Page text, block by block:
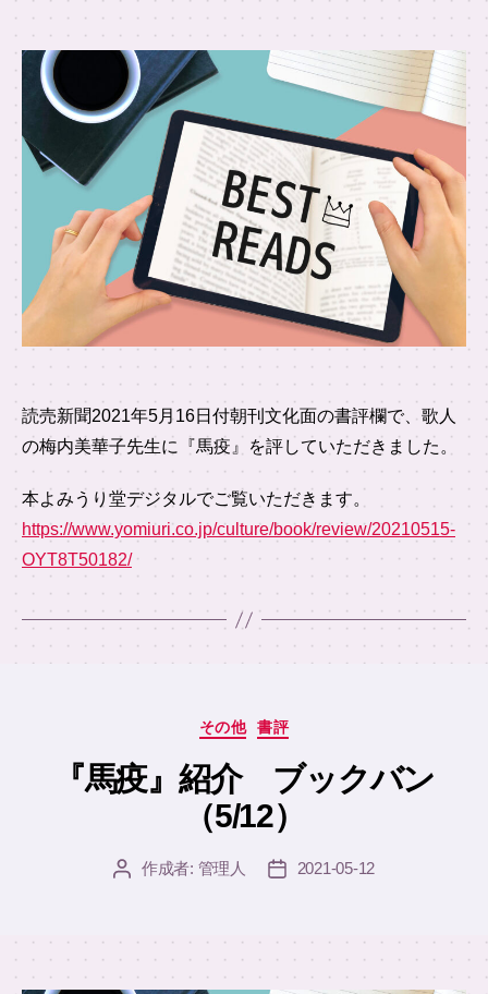
読売新聞2021年5月16日付朝刊文化面の書評欄で、歌人
の梅内美華子先生に『馬疫』を評していただきました。
本よみうり堂デジタルでご覧いただきます。
https://www.yomiuri.co.jp/culture/book/review/20210515-
OYT8T50182/
カ
テ
ー
その他 書評
『馬疫』紹介 ブックバン
（5/12）
投 作成者: 管理人
投
2021-05-12